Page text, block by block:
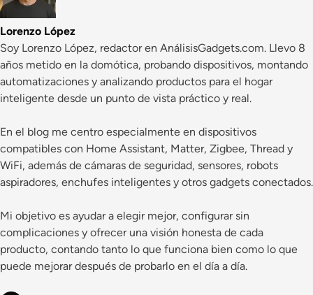
Lorenzo López
Soy Lorenzo López, redactor en AnálisisGadgets.com. Llevo 8
años metido en la domótica, probando dispositivos, montando
automatizaciones y analizando productos para el hogar
inteligente desde un punto de vista práctico y real.
En el blog me centro especialmente en dispositivos
compatibles con Home Assistant, Matter, Zigbee, Thread y
WiFi, además de cámaras de seguridad, sensores, robots
aspiradores, enchufes inteligentes y otros gadgets conectados.
Mi objetivo es ayudar a elegir mejor, configurar sin
complicaciones y ofrecer una visión honesta de cada
producto, contando tanto lo que funciona bien como lo que
puede mejorar después de probarlo en el día a día.